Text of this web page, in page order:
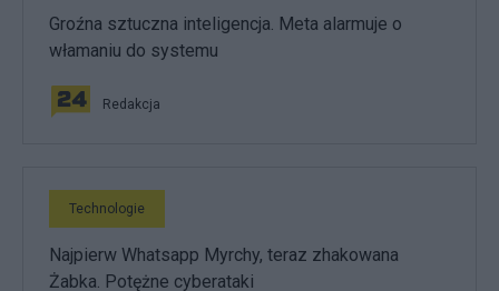
Groźna sztuczna inteligencja. Meta alarmuje o
włamaniu do systemu
Redakcja
Technologie
Najpierw Whatsapp Myrchy, teraz zhakowana
Żabka. Potężne cyberataki